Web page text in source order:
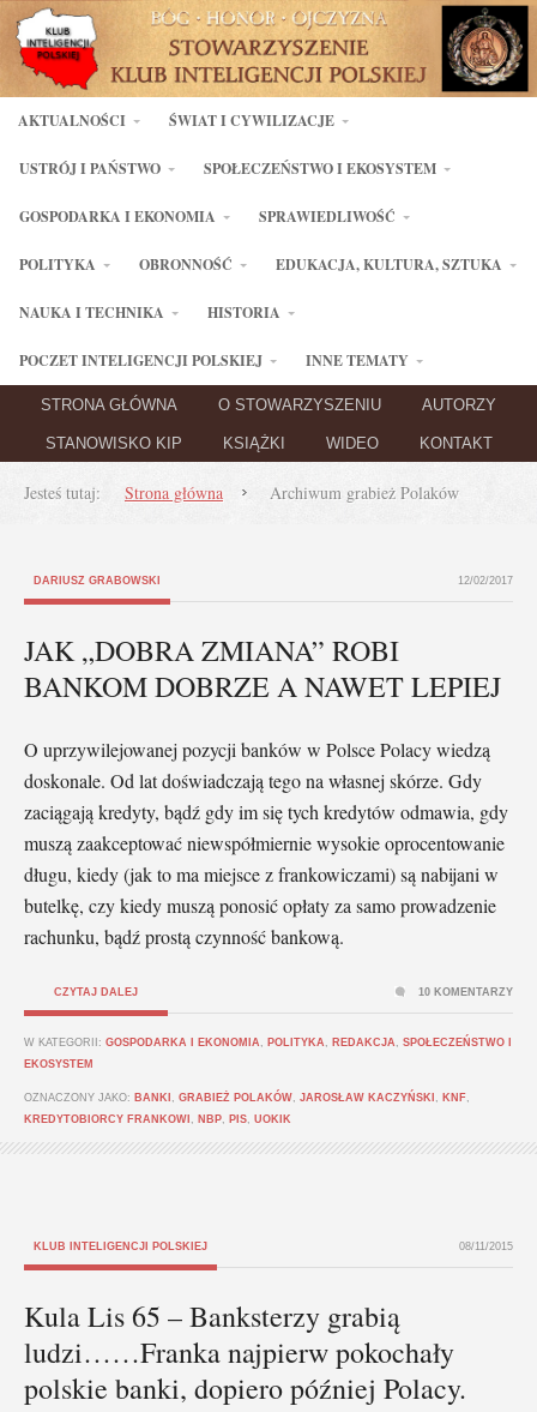
AKTUALNOŚCI ŚWIAT I CYWILIZACJE
USTRÓJ I PAŃSTWO SPOŁECZEŃSTWO I EKOSYSTEM
GOSPODARKA I EKONOMIA SPRAWIEDLIWOŚĆ
POLITYKA OBRONNOŚĆ EDUKACJA, KULTURA, SZTUKA
NAUKA I TECHNIKA HISTORIA
POCZET INTELIGENCJI POLSKIEJ INNE TEMATY
STRONA GŁÓWNA O STOWARZYSZENIU AUTORZY
STANOWISKO KIP KSIĄŻKI WIDEO KONTAKT
Jesteś tutaj: Strona główna Archiwum grabież Polaków
DARIUSZ GRABOWSKI 12/02/2017
JAK „DOBRA ZMIANA” ROBI
BANKOM DOBRZE A NAWET LEPIEJ
O uprzywilejowanej pozycji banków w Polsce Polacy wiedzą
doskonale. Od lat doświadczają tego na własnej skórze. Gdy
zaciągają kredyty, bądź gdy im się tych kredytów odmawia, gdy
muszą zaakceptować niewspółmiernie wysokie oprocentowanie
długu, kiedy (jak to ma miejsce z frankowiczami) są nabijani w
butelkę, czy kiedy muszą ponosić opłaty za samo prowadzenie
rachunku, bądź prostą czynność bankową.
CZYTAJ DALEJ
W KATEGORII: GOSPODARKA I EKONOMIA POLITYKA REDAKCJA
SPOŁECZEŃSTWO I
EKOSYSTEM
OZNACZONY JAKO: BANKI GRABIEŻ POLAKÓW JAROSŁAW KACZYŃSKI KNF
KREDYTOBIORCY FRANKOWI
NBP PIS UOKIK
10 KOMENTARZY
KLUB INTELIGENCJI POLSKIEJ 08/11/2015
Kula Lis 65 – Banksterzy grabią
ludzi……Franka najpierw pokochały
polskie banki, dopiero później Polacy.